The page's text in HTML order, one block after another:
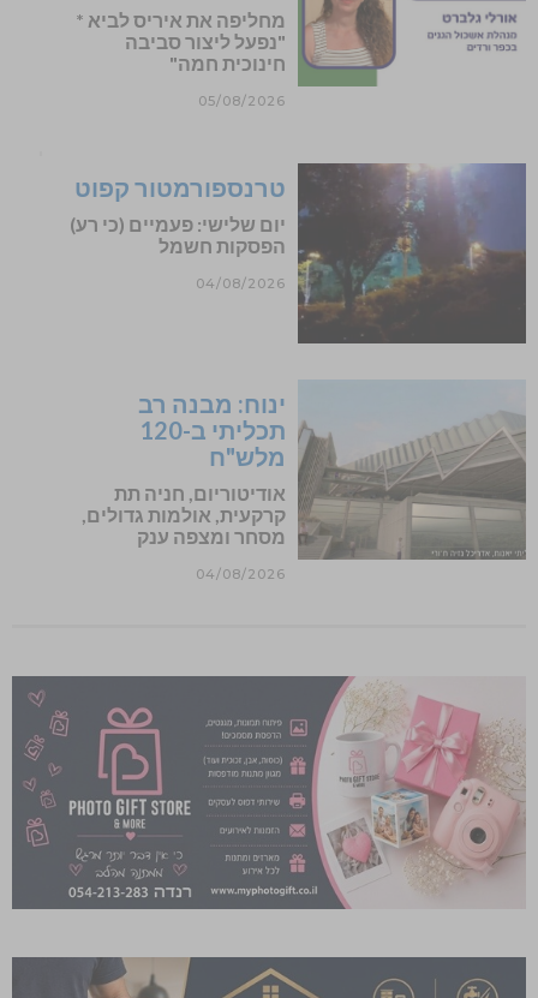
מחליפה את איריס לביא *
"נפעל ליצור סביבה
חינוכית חמה"
05/08/2026
טרנספורמטור קפוט
יום שלישי: פעמיים (כי רע)
הפסקות חשמל
04/08/2026
ינוח: מבנה רב
תכליתי ב-120
מלש"ח
אודיטוריום, חניה תת
קרקעית, אולמות גדולים,
מסחר ומצפה ענק
04/08/2026